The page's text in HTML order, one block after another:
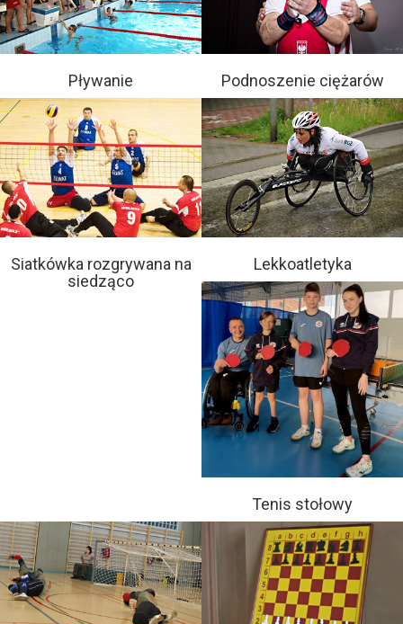
Pływanie Podnoszenie ciężarów
Siatkówka rozgrywana na
siedząco
Lekkoatletyka
Tenis stołowy